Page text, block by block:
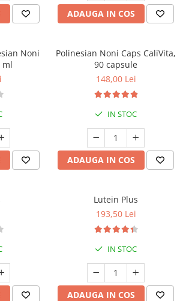
ADAUGA IN COS
Noni
ml
Polinesian Noni Caps CaliVita,
90 capsule
148,00 Lei
IN STOC
ADAUGA IN COS
Lutein Plus
193,50 Lei
IN STOC
ADAUGA IN COS